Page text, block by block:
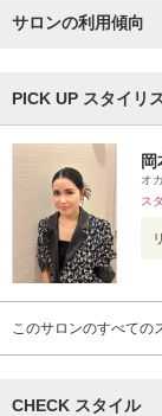
サロンの利用傾向
PICK UP スタイリ
オ
ス
このサロンのすべての
CHECK スタイル